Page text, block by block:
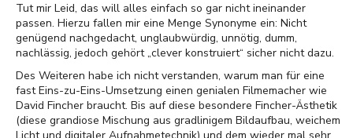
Tut mir Leid, das will alles einfach so gar nicht ineinander
passen. Hierzu fallen mir eine Menge Synonyme ein: Nicht
genügend nachgedacht, unglaubwürdig, unnötig, dumm,
nachlässig, jedoch gehört „clever konstruiert“ sicher nicht dazu.
Des Weiteren habe ich nicht verstanden, warum man für eine
fast Eins-zu-Eins-Umsetzung einen genialen Filmemacher wie
David Fincher braucht. Bis auf diese besondere Fincher-Ästhetik
(diese grandiose Mischung aus gradlinigem Bildaufbau, weichem